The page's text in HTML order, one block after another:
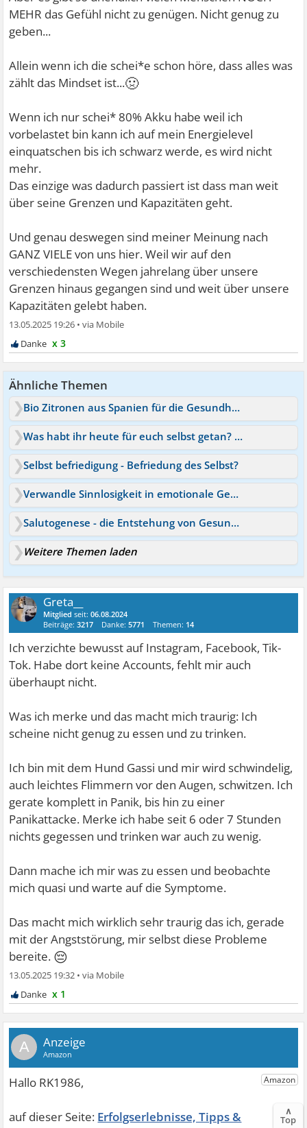
MEHR das Gefühl nicht zu genügen. Nicht genug zu
geben...
Allein wenn ich die schei*e schon höre, dass alles was
zählt das Mindset ist...🤢
Wenn ich nur schei* 80% Akku habe weil ich
vorbelastet bin kann ich auf mein Energielevel
einquatschen bis ich schwarz werde, es wird nicht
mehr.
Das einzige was dadurch passiert ist dass man weit
über seine Grenzen und Kapazitäten geht.
Und genau deswegen sind meiner Meinung nach
GANZ VIELE von uns hier. Weil wir auf den
verschiedensten Wegen jahrelang über unsere
Grenzen hinaus gegangen sind und weit über unsere
Kapazitäten gelebt haben.
13.05.2025 19:26 •
x 3
Ähnliche Themen
Bio Zitronen aus Spanien für die Gesundheit?
Was habt ihr heute für euch selbst getan? Positive Dinge
Selbst befriedigung - Befriedung des Selbst?
Verwandle Sinnlosigkeit in emotionale Gesundheit!
Salutogenese - die Entstehung von Gesundheit
Weitere Themen laden
Greta__
Mitglied seit:06.08.2024
Beiträge:3217 Danke:5771 Themen: 14
Ich verzichte bewusst auf Instagram, Facebook, Tik-
Tok. Habe dort keine Accounts, fehlt mir auch
überhaupt nicht.
Was ich merke und das macht mich traurig: Ich
scheine nicht genug zu essen und zu trinken.
Ich bin mit dem Hund Gassi und mir wird schwindelig,
auch leichtes Flimmern vor den Augen, schwitzen. Ich
gerate komplett in Panik, bis hin zu einer
Panikattacke. Merke ich habe seit 6 oder 7 Stunden
nichts gegessen und trinken war auch zu wenig.
Dann mache ich mir was zu essen und beobachte
mich quasi und warte auf die Symptome.
Das macht mich wirklich sehr traurig das ich, gerade
mit der Angststörung, mir selbst diese Probleme
bereite. 😔
13.05.2025 19:32 •
x 1
A
Erfolgserlebnisse, Tipps &
∧
Top